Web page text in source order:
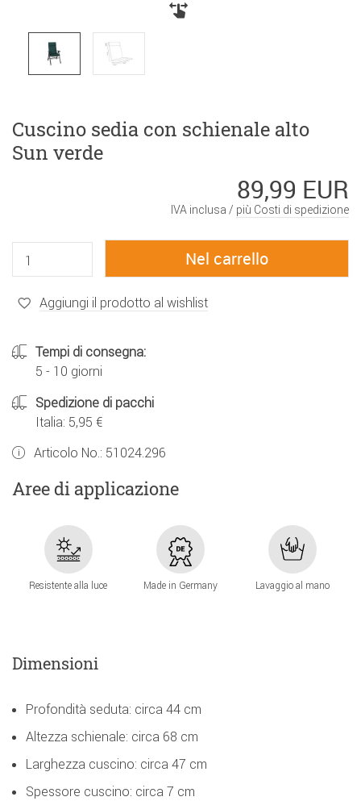
Cuscino sedia con schienale alto
Sun verde
89,99 EUR
IVA inclusa / più Costi di spedizione
Aggiungi il prodotto al wishlist
Tempi di consegna:
5 - 10 giorni
Spedizione di pacchi
Italia: 5,95 €
Articolo No.: 51024.296
Aree di applicazione
Resistente alla luce Made in Germany Lavaggio al mano
Dimensioni
Profondità seduta: circa 44 cm
Altezza schienale: circa 68 cm
Larghezza cuscino: circa 47 cm
Spessore cuscino: circa 7 cm